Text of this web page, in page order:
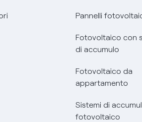
Pannelli
Fotovoltaico con
di accumulo
Fotovoltaico da
appartamento
Sistemi di
fotovoltaico